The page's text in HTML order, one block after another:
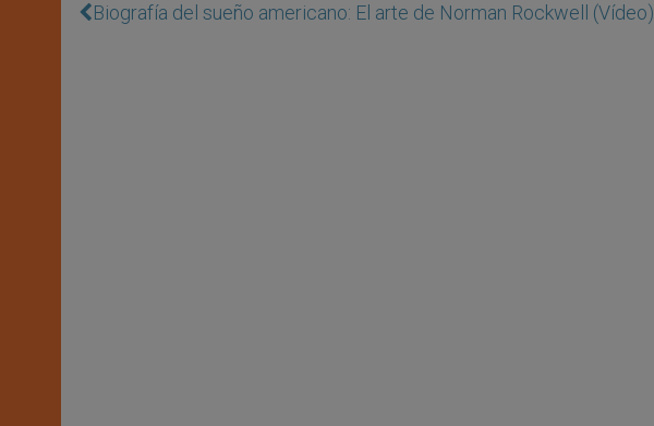
Biografía del sueño americano: El arte de Norman Rockwell (Vídeo)